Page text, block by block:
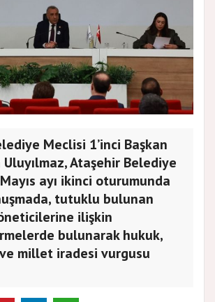
Meclisi 1’inci Başkan
Ataşehir Belediye
ayı ikinci oturumunda
tutuklu bulunan
ilişkin
bulunarak hukuk,
millet iradesi vurgusu